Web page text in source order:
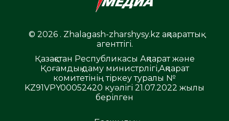
© 2026 . Zhalagash-zharshysy.kz ақпараттық
агенттігі.
Қазақстан Республикасы Ақпарат және
Қоғамдық даму министрлігі,Ақпарат
комитетінің тіркеу туралы №
KZ91VPY00052420 куәлігі 21.07.2022 жылы
берілген